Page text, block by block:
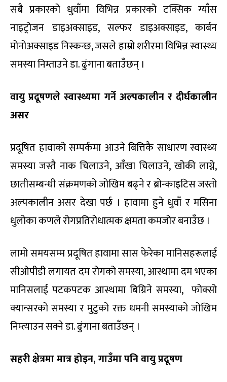
सबै प्रकारको धुवाँमा विभिन्न प्रकारको टक्सिक ग्याँस
नाइट्रोजन डाइअक्साइड, सल्फर डाइअक्साइड, कार्बन
मोनोअक्साइड निस्कन्छ, जसले हाम्रो शरीरमा विभिन्न स्वास्थ्य
समस्या निम्ताउने डा. ढुंगाना बताउँछन् ।
वायु प्रदूषणले स्वास्थ्यमा गर्ने अल्पकालीन र दीर्घकालीन
असर
प्रदूषित हावाको सम्पर्कमा आउने बित्तिकै साधारण स्वास्थ्य
समस्या जस्तै नाक चिलाउने, आँखा चिलाउने, खोकी लाग्ने,
छातीसम्बन्धी संक्रमणको जोखिम बढ्ने र ब्रोन्काइटिस जस्तो
अल्पकालीन असर देखा पर्छ । हावामा हुने धुवाँ र मसिना
धुलोका कणले रोगप्रतिरोधात्मक क्षमता कमजोर बनाउँछ ।
लामो समयसम्म प्रदूषित हावामा सास फेरेका मानिसहरूलाई
सीओपीडी लगायत दम रोगको समस्या, आस्थामा दम भएका
मानिसलाई पटकपटक आस्थामा बिग्रिने समस्या, फोक्सो
क्यान्सरको समस्या र मुटुको रक्त धमनी समस्याको जोखिम
निम्त्याउन सक्ने डा. ढुंगाना बताउँछन् ।
सहरी क्षेत्रमा मात्र होइन,गाउँमा पनि वायु प्रदूषण